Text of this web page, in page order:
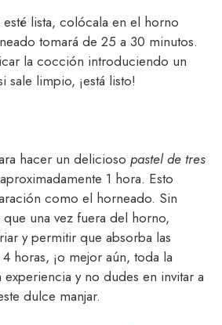
esté lista, colócala en el horno
tomará de 25 a 30 minutos.
la cocción introduciendo un
limpio, ¡está listo!
hacer un delicioso pastel de tres
1 hora. Esto
como el horneado. Sin
una vez fuera del horno,
y permitir que absorba las
horas, ¡o mejor aún, toda la
y no dudes en invitar a
dulce manjar.